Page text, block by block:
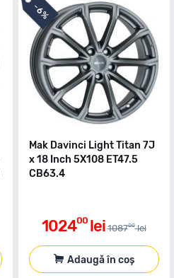
-
6%
Mak Davinci Light Titan 7J
x 18 Inch 5X108 ET47.5
CB63.4
102400 lei 108700 lei
Adaugă în coș